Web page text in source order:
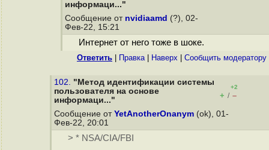
информаци..."
Сообщение от nvidiaamd (?), 02-
Фев-22, 15:21
Интернет от него тоже в шоке.
Ответить Правка| Наверх Cообщить модератору
102. "Метод идентификации системы
пользователя на основе
информаци..."
+2
+ / –
Сообщение от YetAnotherOnanym (ok), 01-
Фев-22, 20:01
> * NSA/CIA/FBI